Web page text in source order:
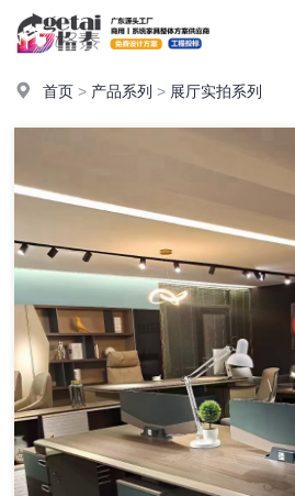
首页 > 产品系列 > 展厅实拍系列